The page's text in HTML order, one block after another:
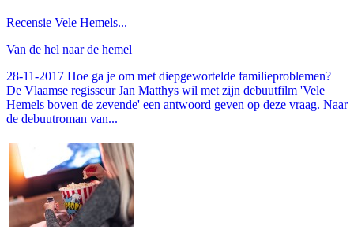
Recensie Vele Hemels...
Van de hel naar de hemel
28-11-2017 Hoe ga je om met diepgewortelde familieproblemen?
De Vlaamse regisseur Jan Matthys wil met zijn debuutfilm 'Vele
Hemels boven de zevende' een antwoord geven op deze vraag. Naar
de debuutroman van...